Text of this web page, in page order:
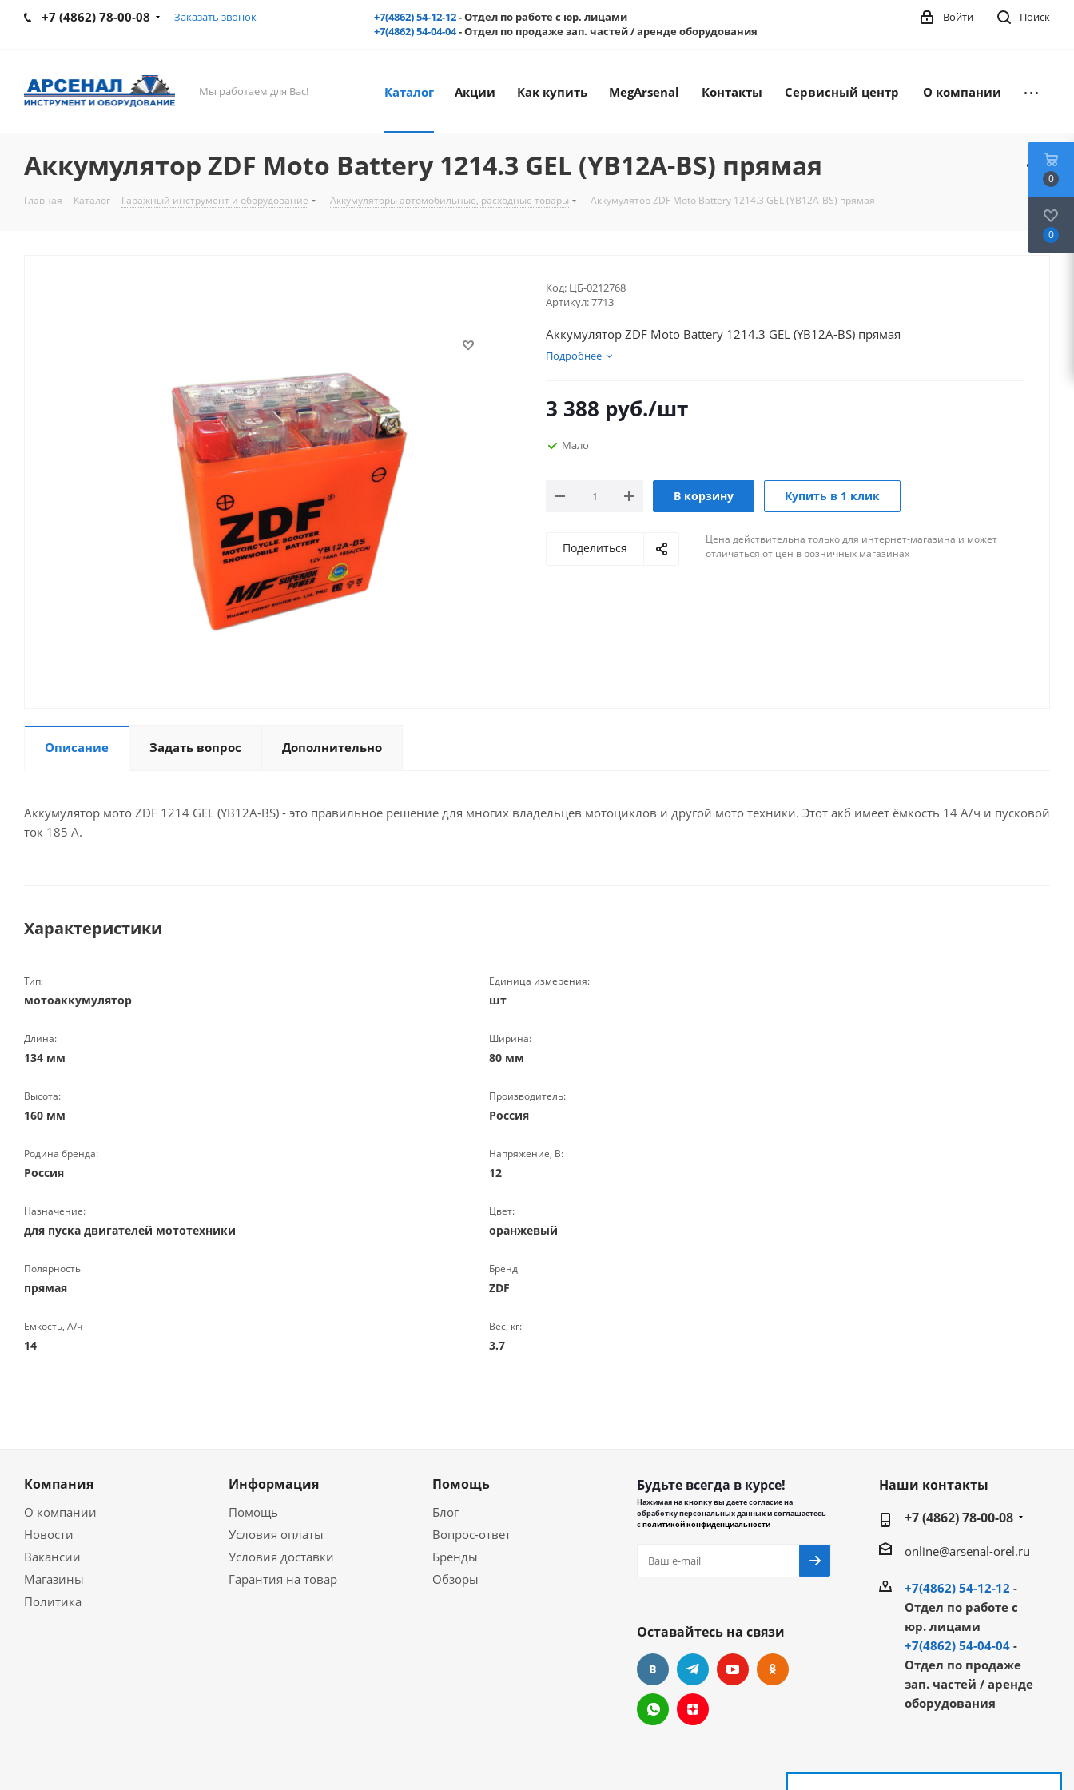
+7 (4862) 78-00-08 Заказать звонок +7(4862) 54-12-12- Отдел по работе с юр. лицами
+7(4862) 54-04-04- Отдел по продаже зап. частей / аренде оборудования
Поиск
Войти
Мы работаем для Вас! Каталог Акции Как купить MegArsenal Контакты Сервисный центр О компании
Аккумулятор ZDF Moto Battery 1214.3 GEL (YB12A-BS) прямая
Главная - Каталог - Гаражный инструмент и оборудование - Аккумуляторы автомобильные, расходные товары - Аккумулятор ZDF Moto Battery 1214.3 GEL (YB12A-BS) прямая
Код: ЦБ-0212768
Артикул:7713
Аккумулятор ZDF Moto Battery 1214.3 GEL (YB12A-BS) прямая
Подробнее
3 388 руб./шт
Мало
В корзину Купить в 1 клик
Поделиться
Цена действительна только для интернет-магазина и может
отличаться от цен в розничных магазинах
Описание Задать вопрос Дополнительно
Аккумулятор мото ZDF 1214 GEL (YB12A-BS) - это правильное решение для многих владельцев мотоциклов и другой мото техники. Этот акб имеет ёмкость 14 А/ч и пусковой
ток 185 А.
Характеристики
Тип:
мотоаккумулятор
Единица измерения:
шт
Длина:
134 мм
Ширина:
80 мм
Высота:
160 мм
Производитель:
Россия
Родина бренда:
Россия
Напряжение, В:
12
Назначение:
для пуска двигателей мототехники
Цвет:
оранжевый
Полярность
прямая
Бренд
ZDF
Емкость, А/ч
14
Вес, кг:
3.7
Компания
О компании
Новости
Вакансии
Магазины
Политика
Информация
Помощь
Условия оплаты
Условия доставки
Гарантия на товар
Помощь
Блог
Вопрос-ответ
Бренды
Обзоры
Будьте всегда в курсе!
Нажимая на кнопку вы даете согласие на
обработку персональных данных и соглашаетесь
сполитикой конфиденциальности
Оставайтесь на связи
Наши контакты
+7 (4862) 78-00-08
online@arsenal-orel.ru
+7(4862) 54-12-12 -
Отдел по работе с
юр. лицами
+7(4862) 54-04-04-
Отдел по продаже
зап. частей / аренде
оборудования
0
0